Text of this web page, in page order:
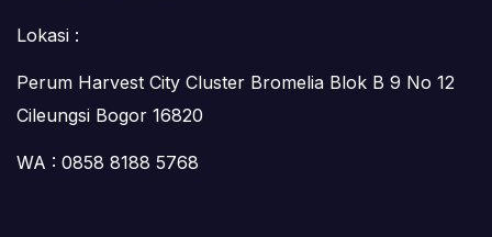
Lokasi :
Perum Harvest City Cluster Bromelia Blok B 9 No 12
Cileungsi Bogor 16820
WA : 0858 8188 5768